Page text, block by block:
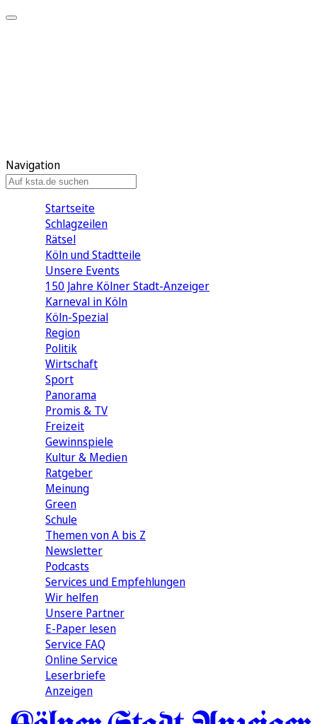
Navigation
Startseite
Schlagzeilen
Rätsel
Köln und Stadtteile
Unsere Events
150 Jahre Kölner Stadt-Anzeiger
Karneval in Köln
Köln-Spezial
Region
Politik
Wirtschaft
Sport
Panorama
Promis & TV
Freizeit
Gewinnspiele
Kultur & Medien
Ratgeber
Meinung
Green
Schule
Themen von A bis Z
Newsletter
Podcasts
Services und Empfehlungen
Wir helfen
Unsere Partner
E-Paper lesen
Service FAQ
Online Service
Leserbriefe
Anzeigen